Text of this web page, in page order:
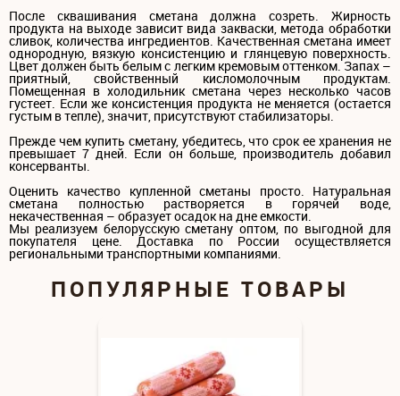
После сквашивания сметана должна созреть. Жирность
продукта на выходе зависит вида закваски, метода обработки
сливок, количества ингредиентов. Качественная сметана имеет
однородную, вязкую консистенцию и глянцевую поверхность.
Цвет должен быть белым с легким кремовым оттенком. Запах –
приятный, свойственный кисломолочным продуктам.
Помещенная в холодильник сметана через несколько часов
густеет. Если же консистенция продукта не меняется (остается
густым в тепле), значит, присутствуют стабилизаторы.
Прежде чем купить сметану, убедитесь, что срок ее хранения не
превышает 7 дней. Если он больше, производитель добавил
консерванты.
Оценить качество купленной сметаны просто. Натуральная
сметана полностью растворяется в горячей воде,
некачественная – образует осадок на дне емкости.
Мы реализуем белорусскую сметану оптом, по выгодной для
покупателя цене. Доставка по России осуществляется
региональными транспортными компаниями.
ПОПУЛЯРНЫЕ ТОВАРЫ